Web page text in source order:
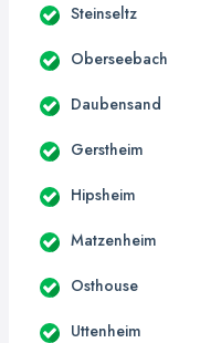
Steinseltz
Oberseebach
Daubensand
Gerstheim
Hipsheim
Matzenheim
Osthouse
Uttenheim